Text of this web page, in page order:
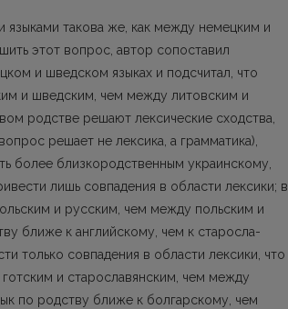
такова же, как между немецким и
этот вопрос, автор сопоставил
и шведском языках и подсчитал, что
и шведским, чем между литовским и
родстве решают лексические сходства,
решает не лексика, а грамматика),
более близкородственным украинскому,
лишь совпадения в области лексики; в
и русским, чем между польским и
ближе к английскому, чем к старосла­
только совпадения в области лексики, что
и старославянским, чем между
по родству ближе к болгарскому, чем